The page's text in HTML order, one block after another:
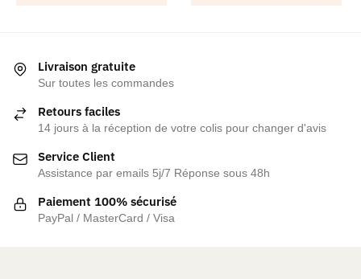
produit
être
sur
Livraison gratuite
Sur toutes les commandes
Retours faciles
14 jours à la réception de votre colis pour changer d'avis
Service Client
Assistance par emails 5j/7 Réponse sous 48h
Paiement 100% sécurisé
PayPal / MasterCard / Visa